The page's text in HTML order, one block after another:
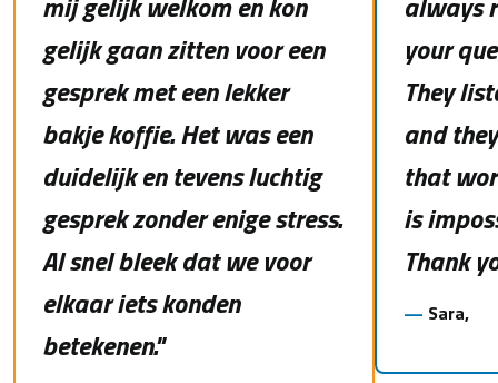
gelijk gaan zitten voor een
gesprek met een lekker
bakje koffie. Het was een
duidelijk en tevens luchtig
gesprek zonder enige stress.
Al snel bleek dat we voor
elkaar iets konden
betekenen."
your
They
and
that
is
Thank
— Sara,